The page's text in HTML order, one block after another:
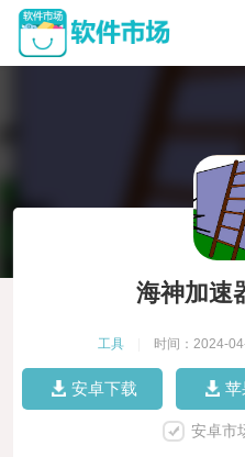
海神加速
工具 时间：2024-
安卓下载 苹
安卓市